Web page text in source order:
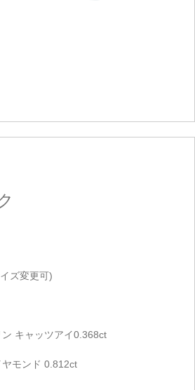
ズ変更可)
キャッツアイ0.368ct
モンド 0.812ct